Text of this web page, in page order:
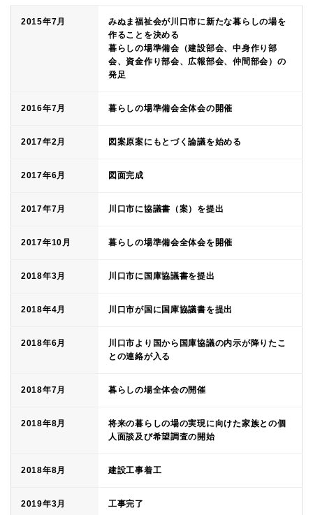
2015年7月
みぬま福祉会が川口市に新たな暮らしの場を
作ることを決める
暮らしの場準備会（建設部会、中身作り部
会、資金作り部会、広報部会、仲間部会）の
発足
2016年7月 暮らしの場準備会全体会の開催
2017年2月 図案原案にもとづく論議を始める
2017年6月 図面完成
2017年7月 川口市に協議書（案）を提出
2017年10月 暮らしの場準備会全体会を開催
2018年3月 川口市に国庫協議書を提出
2018年4月 川口市が国に国庫協議書を提出
2018年6月
川口市より国から国庫協議の内示が降りたこ
との連絡が入る
2018年7月 暮らしの場全体会の開催
2018年8月
将来の暮らしの場の実現に向けた家族との個
人面談及び希望調査の開始
2018年8月 建設工事着工
2019年3月 工事完了